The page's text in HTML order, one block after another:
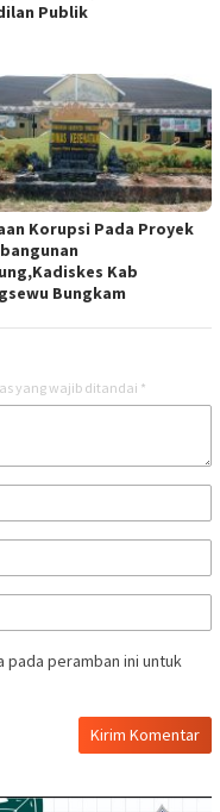
Publik
Korupsi Pada Proyek
Kab
Bungkam
yang wajib ditandai *
pada peramban ini untuk